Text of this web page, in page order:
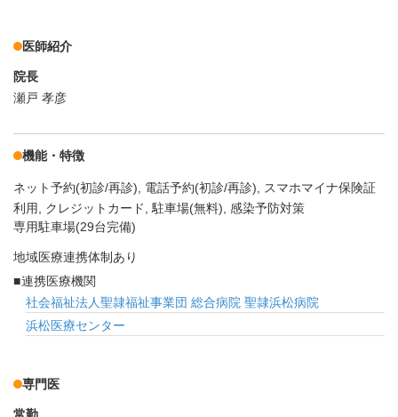
医師紹介
院長
瀬戸 孝彦
機能・特徴
ネット予約(初診/再診) 電話予約(初診/再診)
スマホマイナ保険証
利用
クレジットカード 駐車場(無料) 感染予防対策
専用駐車場(29台完備)
地域医療連携体制あり
連携医療機関
社会福祉法人聖隷福祉事業団 総合病院 聖隷浜松病院
浜松医療センター
専門医
常勤